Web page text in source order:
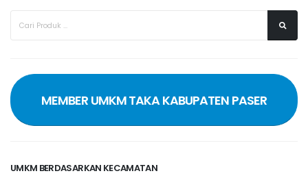
MEMBER UMKM TAKA KABUPATEN PASER
UMKM BERDASARKAN KECAMATAN